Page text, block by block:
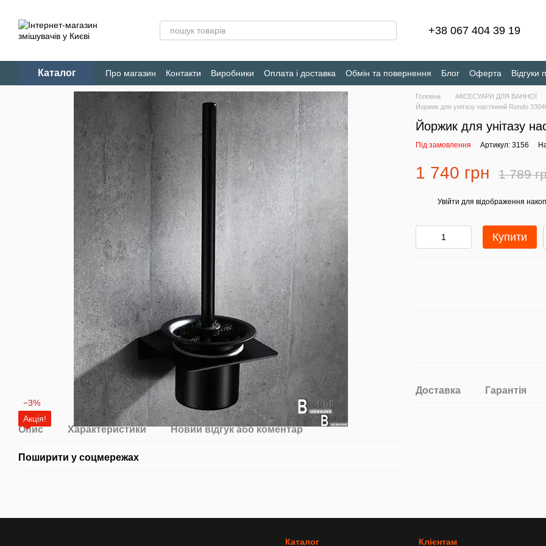
+38 067 404 39 19
Каталог Про магазин Контакти Виробники Оплата і доставка Обмін та повернення Блог Оферта
Відгуки
Конфіденційність
−3%
Акція!
Опис Характеристики Новий відгук або коментар
Поширити у соцмережах
Головна АКСЕСУАРИ ДЛЯ ВАННОЇ
Йоржик для унітазу настінний Rondo
Йоржик для унітазу
Під замовлення Артикул: 3156
1 740 грн 1 789
Увійти для відображення
Купити
Доставка Гарантія
Каталог Клієнтам